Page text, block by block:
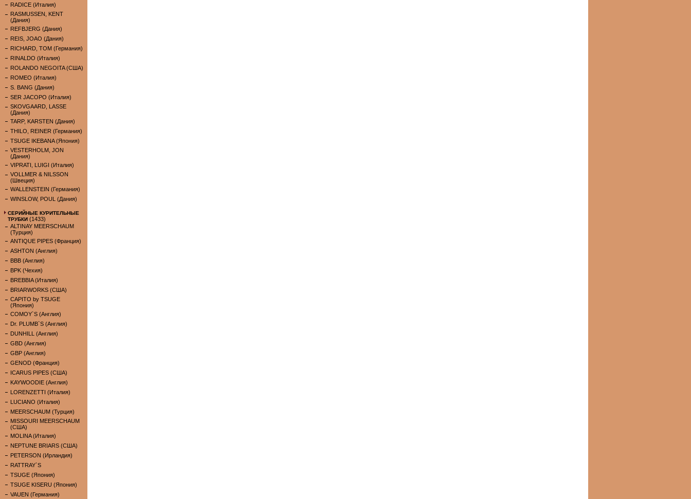
RADICE (Италия)
RASMUSSEN, KENT
(Дания)
REFBJERG (Дания)
REIS, JOAO (Дания)
RICHARD, TOM (Германия)
RINALDO (Италия)
ROLANDO NEGOITA (США)
ROMEO (Италия)
S. BANG (Дания)
SER JACOPO (Италия)
SKOVGAARD, LASSE
(Дания)
TARP, KARSTEN (Дания)
THILO, REINER (Германия)
TSUGE IKEBANA (Япония)
VESTERHOLM, JON
(Дания)
VIPRATI, LUIGI (Италия)
VOLLMER & NILSSON
(Швеция)
WALLENSTEIN (Германия)
WINSLOW, POUL (Дания)
СЕРИЙНЫЕ КУРИТЕЛЬНЫЕ
ТРУБКИ (1433)
ALTINAY MEERSCHAUM
(Турция)
ANTIQUE PIPES (Франция)
ASHTON (Англия)
BBB (Англия)
BPK (Чехия)
BREBBIA (Италия)
BRIARWORKS (США)
CAPITO by TSUGE
(Япония)
COMOY`S (Англия)
Dr. PLUMB`S (Англия)
DUNHILL (Англия)
GBD (Англия)
GBP (Англия)
GENOD (Франция)
ICARUS PIPES (США)
KAYWOODIE (Англия)
LORENZETTI (Италия)
LUCIANO (Италия)
MEERSCHAUM (Турция)
MISSOURI MEERSCHAUM
(США)
MOLINA (Италия)
NEPTUNE BRIARS (США)
PETERSON (Ирландия)
RATTRAY`S
TSUGE (Япония)
TSUGE KISERU (Япония)
VAUEN (Германия)